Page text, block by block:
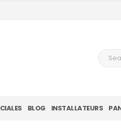
BLOG INSTALLATEURS